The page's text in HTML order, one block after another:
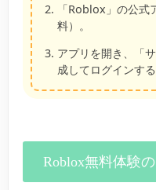
「Roblox」の公式
料）。
アプリを開き、「
成してログインする
Roblox無料体験